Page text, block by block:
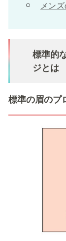
メン
標準的
ジとは
標準の眉のプ